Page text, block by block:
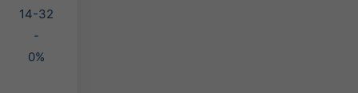
14-32
-
0%